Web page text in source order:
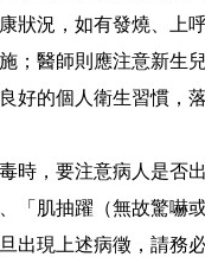
狀況，如有發燒、上
；醫師則應注意新生
好的個人衛生習慣，
時，要注意病人是否
「肌抽躍（無故驚嚇
出現上述病徵，請務